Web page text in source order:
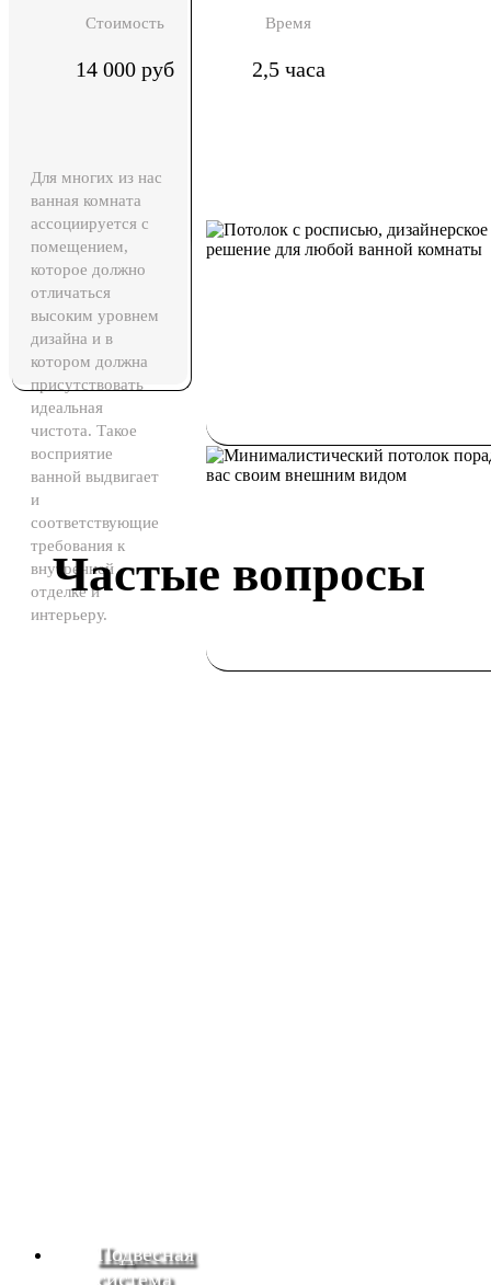
Стоимость Время
14 000 руб 2,5 часа
Для многих из нас
ванная комната
ассоциируется с
помещением,
которое должно
отличаться
высоким уровнем
дизайна и в
котором должна
присутствовать
идеальная
чистота. Такое
восприятие
ванной выдвигает
и
соответствующие
требования к
внутренней
отделке и
интерьеру.
Частые вопросы
Подвесная
система